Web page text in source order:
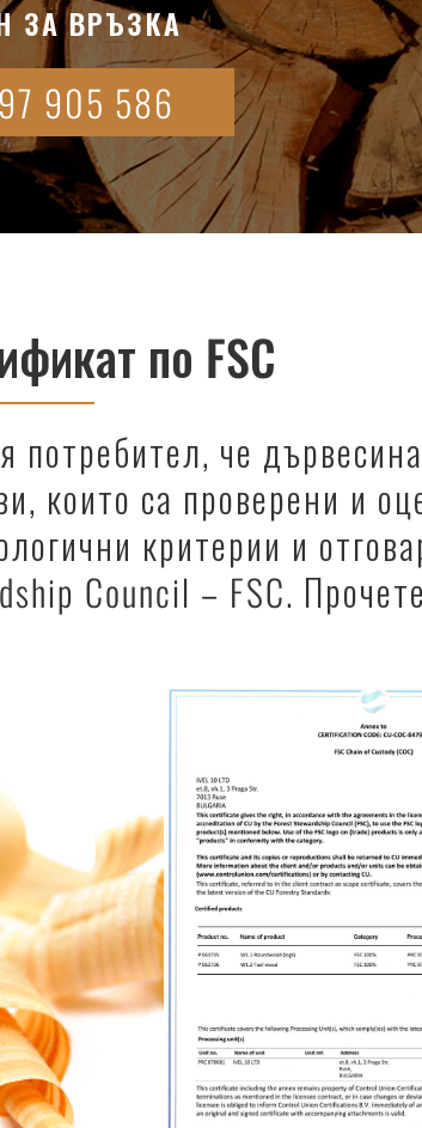
ЗА ВРЪЗКА
905 586
по FSC
потребител, че
които са проверени и
критерии и
Council – FSC.